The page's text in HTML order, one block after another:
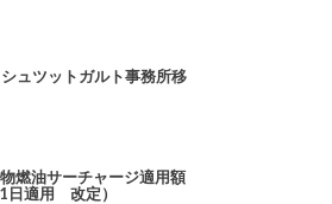
ュツットガルト事務所移
燃油サーチャージ適用額
日適用 改定）